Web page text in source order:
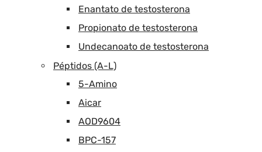
Enantato de testosterona
Propionato de testosterona
Undecanoato de testosterona
Péptidos (A-L)
5-Amino
Aicar
AOD9604
BPC-157